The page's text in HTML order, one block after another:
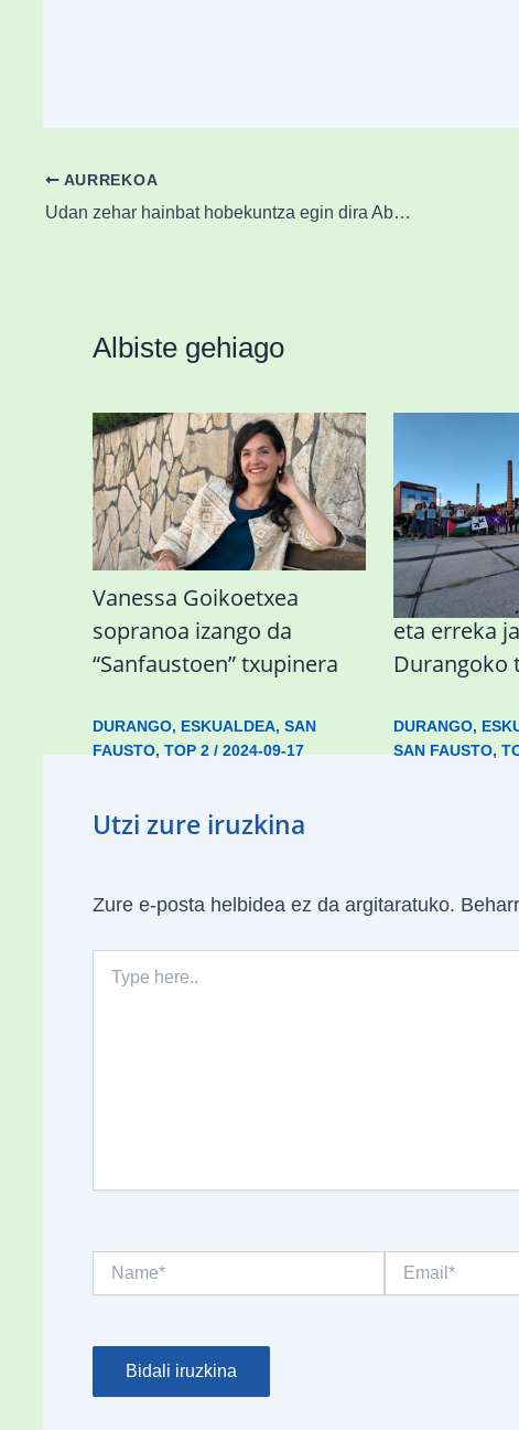
AURREKOA
Udan zehar hainbat hobekuntza egin dira Abadiñoko espazio publikoetan
Albiste gehiago
Vanessa Goikoetxea
sopranoa izango da
“Sanfaustoen” txupinera
DURANGO, ESKUALDEA, SAN
FAUSTO, TOP 2/ 2024-09-17
eta erreka
Durangoko
DURANGO,
SAN FAUSTO,
Utzi zure iruzkina
Zure e-posta helbidea ez da argitaratuko.
here..